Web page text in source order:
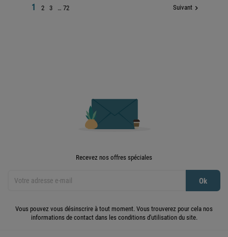
1 2 3 … 72 Suivant 
Recevez nos offres spéciales
Vous pouvez vous désinscrire à tout moment. Vous trouverez pour cela nos
informations de contact dans les conditions d'utilisation du site.